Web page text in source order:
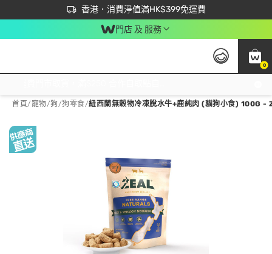
香港．消費淨值滿HK$399免運費
立即成為易賞錢會員盡享獨家優惠
首次APP下單買滿$450 輸入 NEWAPP 即減$50
門店 及 服務
0
首頁/寵物/狗/狗零食/紐西蘭無榖物冷凍脫水牛+鹿純肉 (貓狗小食) 100G -